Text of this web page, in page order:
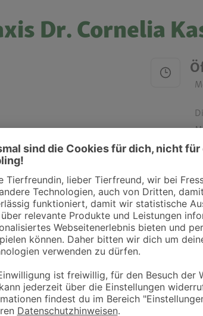
Dr. Cornelia
und Kliniken in deiner Nähe übersichtlich
Kontakt zu treten. Bitte wende dich hierfür direkt an die
Dr. Fressnapf Tierarztsuche als Praxis gelistet werden